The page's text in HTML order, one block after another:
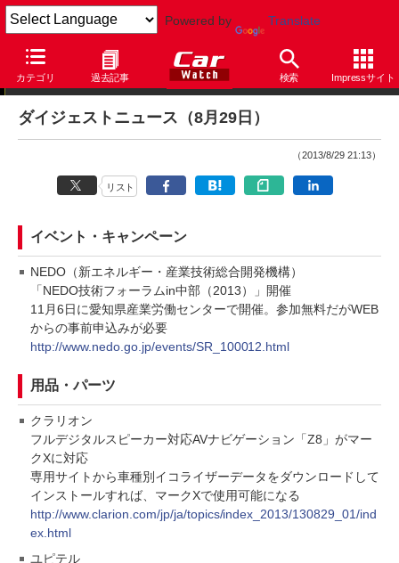
Powered by Translate
カテゴリ 過去記事 検索 Impressサイト
ダイジェストニュース
ダイジェストニュース（8月29日）
（2013/8/29 21:13）
リスト
イベント・キャンペーン
NEDO（新エネルギー・産業技術総合開発機構）
「NEDO技術フォーラムin中部（2013）」開催
11月6日に愛知県産業労働センターで開催。参加無料だがWEB
からの事前申込みが必要
http://www.nedo.go.jp/events/SR_100012.html
用品・パーツ
クラリオン
フルデジタルスピーカー対応AVナビゲーション「Z8」がマー
クXに対応
専用サイトから車種別イコライザーデータをダウンロードして
インストールすれば、マークXで使用可能になる
http://www.clarion.com/jp/ja/topics/index_2013/130829_01/ind
ex.html
ユピテル